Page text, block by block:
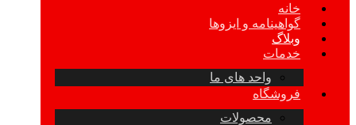
خانه
گواهینامه و ایزوها
وبلاگ
خدمات
واحد های ما
فروشگاه
محصولات